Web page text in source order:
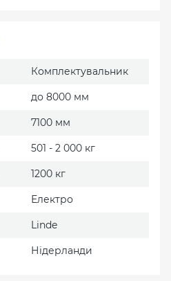
Комплектувальник
до 8000 мм
7100 мм
501 - 2 000 кг
1200 кг
Електро
Linde
Нідерланди